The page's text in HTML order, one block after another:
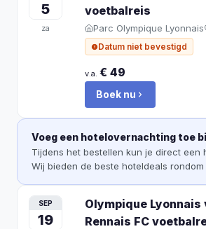
5
za
voetbalreis
Parc Olympique Lyonnais
Datum niet bevestigd
v.a. € 49
Boek nu
Voeg een hotelovernachting toe
Tijdens het bestellen kun je direct een
Wij bieden de beste hoteldeals rondom
SEP
19
Olympique Lyonnais
Rennais FC